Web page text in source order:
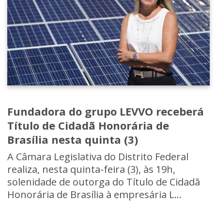
Fundadora do grupo LEVVO receberá
Título de Cidadã Honorária de
Brasília nesta quinta (3)
A Câmara Legislativa do Distrito Federal
realiza, nesta quinta-feira (3), às 19h,
solenidade de outorga do Título de Cidadã
Honorária de Brasília à empresária L...